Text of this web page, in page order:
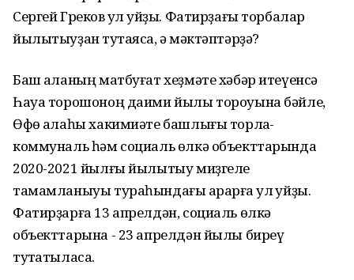
Сергей Греков ҡул ҡуйҙы. Фатирҙағы торбалар
йылытыуҙан туҡтаясаҡ, ә мәктәптәрҙә?
Баш ҡаланың матбуғат хеҙмәте хәбәр итеүенсә
Һауа торошоноң даими йылы тороуына бәйле,
Өфө ҡалаһы хакимиәте башлығы торлаҡ-
коммуналь һәм социаль өлкә объекттарында
2020-2021 йылғы йылытыу миҙгеле
тамамланыуы тураһындағы ҡарарға ҡул ҡуйҙы.
Фатирҙарға 13 апрелдән, социаль өлкә
объекттарына - 23 апрелдән йылы биреү
туҡтатыласаҡ.